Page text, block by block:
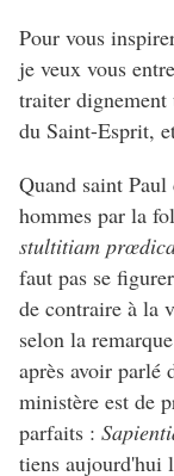
Pour vous
je veux vous
traiter dignement
du Saint-Esprit,
Quand saint
hommes par la
stultitiam
faut pas se
de contraire à la
selon la
après avoir parlé
ministère est de
parfaits :
tiens aujourd'hui